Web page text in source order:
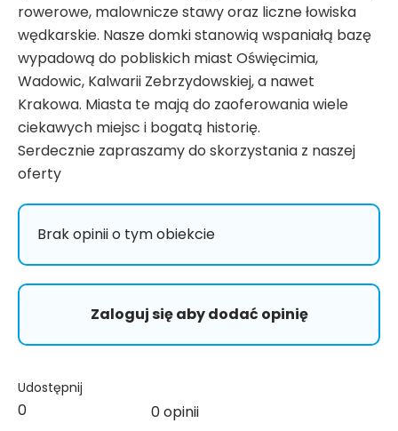
Udostępnij
0 0 opinii
rowerowe, malownicze stawy oraz liczne łowiska
wędkarskie. Nasze domki stanowią wspaniałą bazę
wypadową do pobliskich miast Oświęcimia,
Wadowic, Kalwarii Zebrzydowskiej, a nawet
Krakowa. Miasta te mają do zaoferowania wiele
ciekawych miejsc i bogatą historię.
Serdecznie zapraszamy do skorzystania z naszej
oferty
Brak opinii o tym obiekcie
Zaloguj się aby dodać opinię